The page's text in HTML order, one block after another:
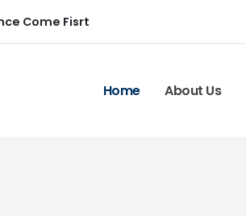
Come Fisrt
Home About Us